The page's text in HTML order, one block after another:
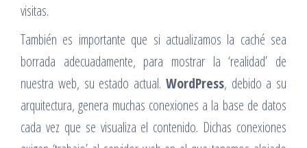
visitas.
También es importante que si actualizamos la caché sea
borrada adecuadamente, para mostrar la ‘realidad’ de
nuestra web, su estado actual. WordPress, debido a su
arquitectura, genera muchas conexiones a la base de datos
cada vez que se visualiza el contenido. Dichas conexiones